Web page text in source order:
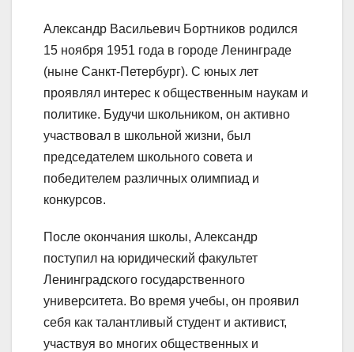
Александр Васильевич Бортников родился
15 ноября 1951 года в городе Ленинграде
(ныне Санкт-Петербург). С юных лет
проявлял интерес к общественным наукам и
политике. Будучи школьником, он активно
участвовал в школьной жизни, был
председателем школьного совета и
победителем различных олимпиад и
конкурсов.
После окончания школы, Александр
поступил на юридический факультет
Ленинградского государственного
университета. Во время учебы, он проявил
себя как талантливый студент и активист,
участвуя во многих общественных и